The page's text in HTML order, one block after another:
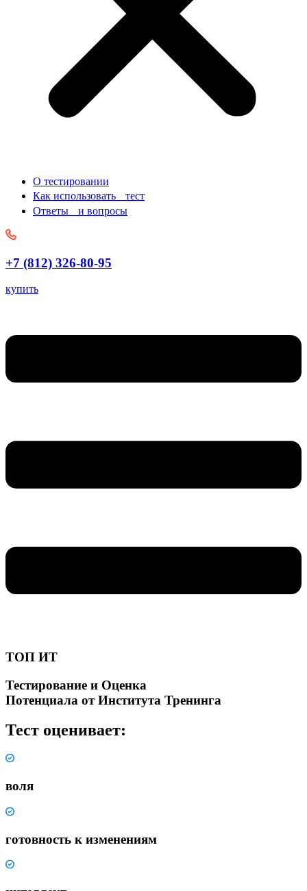
О тестировании
Как использовать тест
Ответы и вопросы
+7 (812) 326-80-95
купить
ТОП ИТ
Тестирование и Оценка
Потенциала от Института Тренинга
Тест оценивает:
воля
готовность к изменениям